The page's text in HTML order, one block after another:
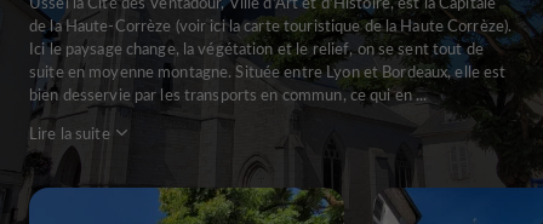
de la Haute-Corrèze (voir ici la carte touristique de la Haute Corrèze).
Ici le paysage change, la végétation et le relief, on se sent tout de
suite en moyenne montagne. Située entre Lyon et Bordeaux, elle est
bien desservie par les transports en commun, ce qui en ...
Lire la suite